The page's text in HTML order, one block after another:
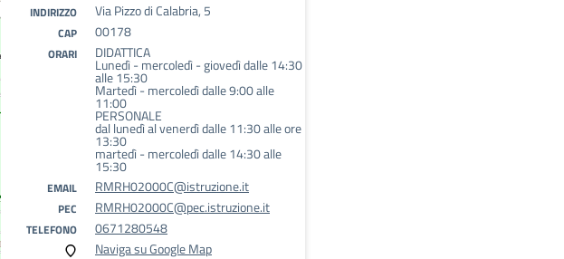
INDIRIZZO Via Pizzo di Calabria, 5
CAP 00178
ORARI DIDATTICA
Lunedì - mercoledì - giovedì dalle 14:30
alle 15:30
Martedì - mercoledì dalle 9:00 alle
11:00
PERSONALE
dal lunedì al venerdì dalle 11:30 alle ore
13:30
martedì - mercoledì dalle 14:30 alle
15:30
EMAIL RMRH02000C@istruzione.it
PEC RMRH02000C@pec.istruzione.it
TELEFONO
0671280548
Naviga su Google Map